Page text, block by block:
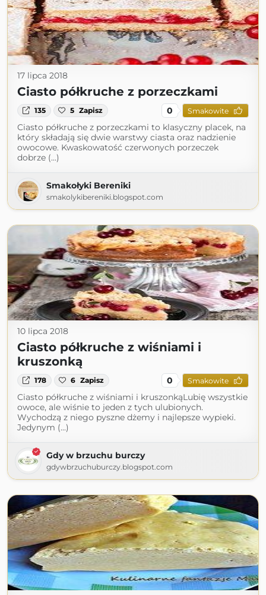
17 lipca 2018
Ciasto półkruche z porzeczkami
135 5 Zapisz 0 Smakowite
Ciasto półkruche z porzeczkami to klasyczny placek, na
który składają się dwie warstwy ciasta oraz nadzienie
owocowe. Kwaskowatość czerwonych porzeczek
dobrze (...)
Smakołyki Bereniki
smakolykibereniki.blogspot.com
10 lipca 2018
Ciasto półkruche z wiśniami i
kruszonką
178 6 Zapisz 0 Smakowite
Ciasto półkruche z wiśniami i kruszonkąLubię wszystkie
owoce, ale wiśnie to jeden z tych ulubionych.
Wychodzą z niego pyszne dżemy i najlepsze wypieki.
Jedynym (...)
Gdy w brzuchu burczy
gdywbrzuchuburczy.blogspot.com